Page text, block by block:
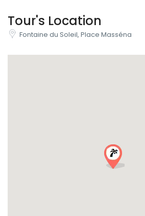
Tour's Location
Fontaine du Soleil, Place Masséna